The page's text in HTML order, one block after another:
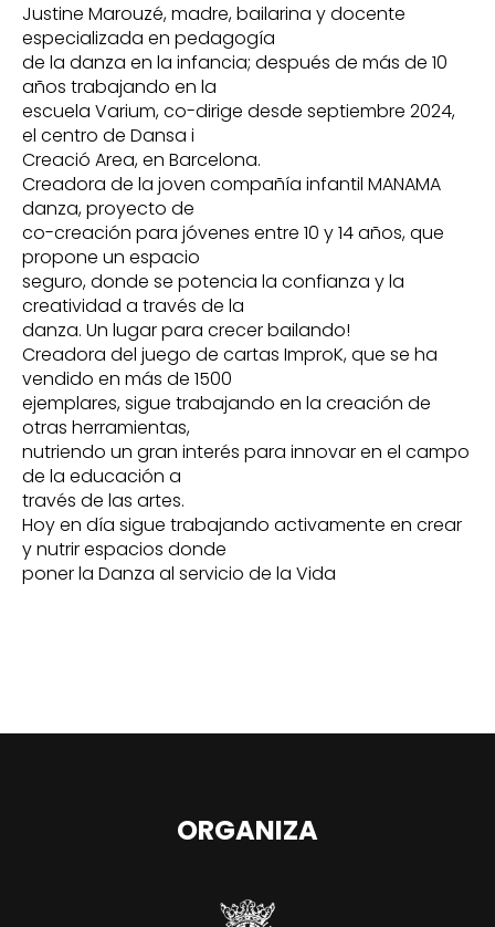
Justine Marouzé, madre, bailarina y docente
especializada en pedagogía
de la danza en la infancia; después de más de 10
años trabajando en la
escuela Varium, co-dirige desde septiembre 2024,
el centro de Dansa i
Creació Area, en Barcelona.
Creadora de la joven compañía infantil MANAMA
danza, proyecto de
co-creación para jóvenes entre 10 y 14 años, que
propone un espacio
seguro, donde se potencia la confianza y la
creatividad a través de la
danza. Un lugar para crecer bailando!
Creadora del juego de cartas ImproK, que se ha
vendido en más de 1500
ejemplares, sigue trabajando en la creación de
otras herramientas,
nutriendo un gran interés para innovar en el campo
de la educación a
través de las artes.
Hoy en día sigue trabajando activamente en crear
y nutrir espacios donde
poner la Danza al servicio de la Vida
ORGANIZA